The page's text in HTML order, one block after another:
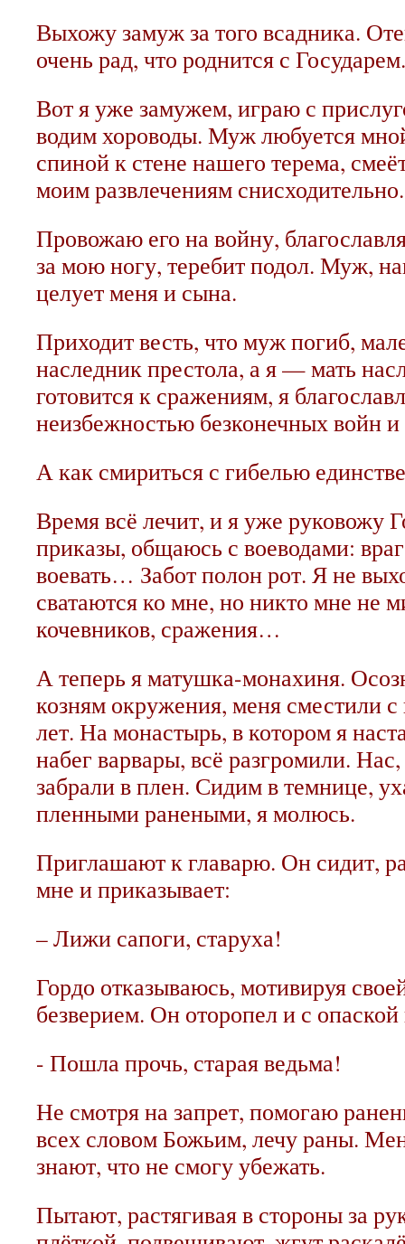
Выхожу замуж за того всадника.
очень рад, что роднится с
Вот я уже замужем, играю с
водим хороводы. Муж любуется
спиной к стене нашего терема,
моим развлечениям
Провожаю его на войну,
за мою ногу, теребит подол. Муж,
целует меня и сына.
Приходит весть, что муж погиб,
наследник престола, а я — мать
готовится к сражениям, я
неизбежностью безконечных войн
А как смириться с гибелью
Время всё лечит, и я уже руковожу
приказы, общаюсь с воеводами:
воевать… Забот полон рот. Я не
сватаются ко мне, но никто мне не
кочевников, сражения…
А теперь я матушка-монахиня.
козням окружения, меня сместили
лет. На монастырь, в котором я
набег варвары, всё разгромили.
забрали в плен. Сидим в темнице,
пленными ранеными, я молюсь.
Приглашают к главарю. Он сидит,
мне и приказывает:
– Лижи сапоги, старуха!
Гордо отказываюсь, мотивируя
безверием. Он оторопел и с
- Пошла прочь, старая ведьма!
Не смотря на запрет, помогаю
всех словом Божьим, лечу раны.
знают, что не смогу убежать.
Пытают, растягивая в стороны за